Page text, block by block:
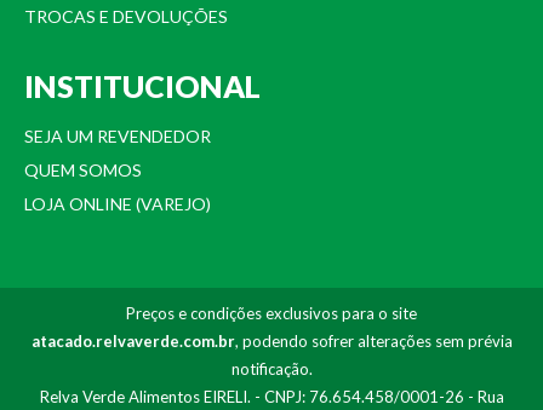
TROCAS E DEVOLUÇÕES
INSTITUCIONAL
SEJA UM REVENDEDOR
QUEM SOMOS
LOJA ONLINE (VAREJO)
Preços e condições exclusivos para o site
atacado.relvaverde.com.br, podendo sofrer alterações sem prévia
notificação.
Relva Verde Alimentos EIRELI. - CNPJ: 76.654.458/0001-26 - Rua